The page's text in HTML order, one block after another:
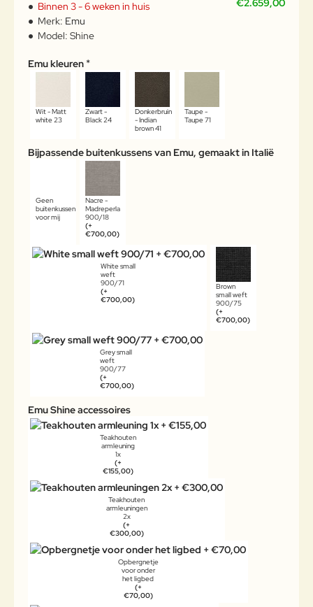
€2.659,00
Binnen 3 - 6 weken in huis
Merk: Emu
Model: Shine
Emu kleuren
Wit - Matt
white 23
Zwart -
Black 24
Donkerbruin
- Indian
brown 41
Taupe -
Taupe 71
Bijpassende buitenkussens van Emu, gemaakt in Italië
Geen
buitenkussen
voor mij
Nacre -
Madreperla
900/18
(+
€700,00)
White small
weft
900/71
(+
€700,00)
Brown
small weft
900/75
(+
€700,00)
Grey small
weft
900/77
(+
€700,00)
Emu Shine accessoires
Teakhouten
armleuning
1x
(+
€155,00)
Teakhouten
armleuningen
2x
(+
€300,00)
Opbergnetje
voor onder
het ligbed
(+
€70,00)